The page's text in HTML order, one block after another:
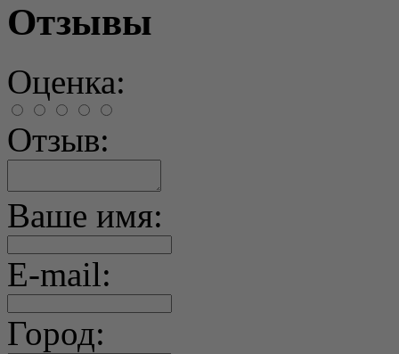
Отзывы
Оценка:
Отзыв:
Ваше имя:
E-mail:
Город: